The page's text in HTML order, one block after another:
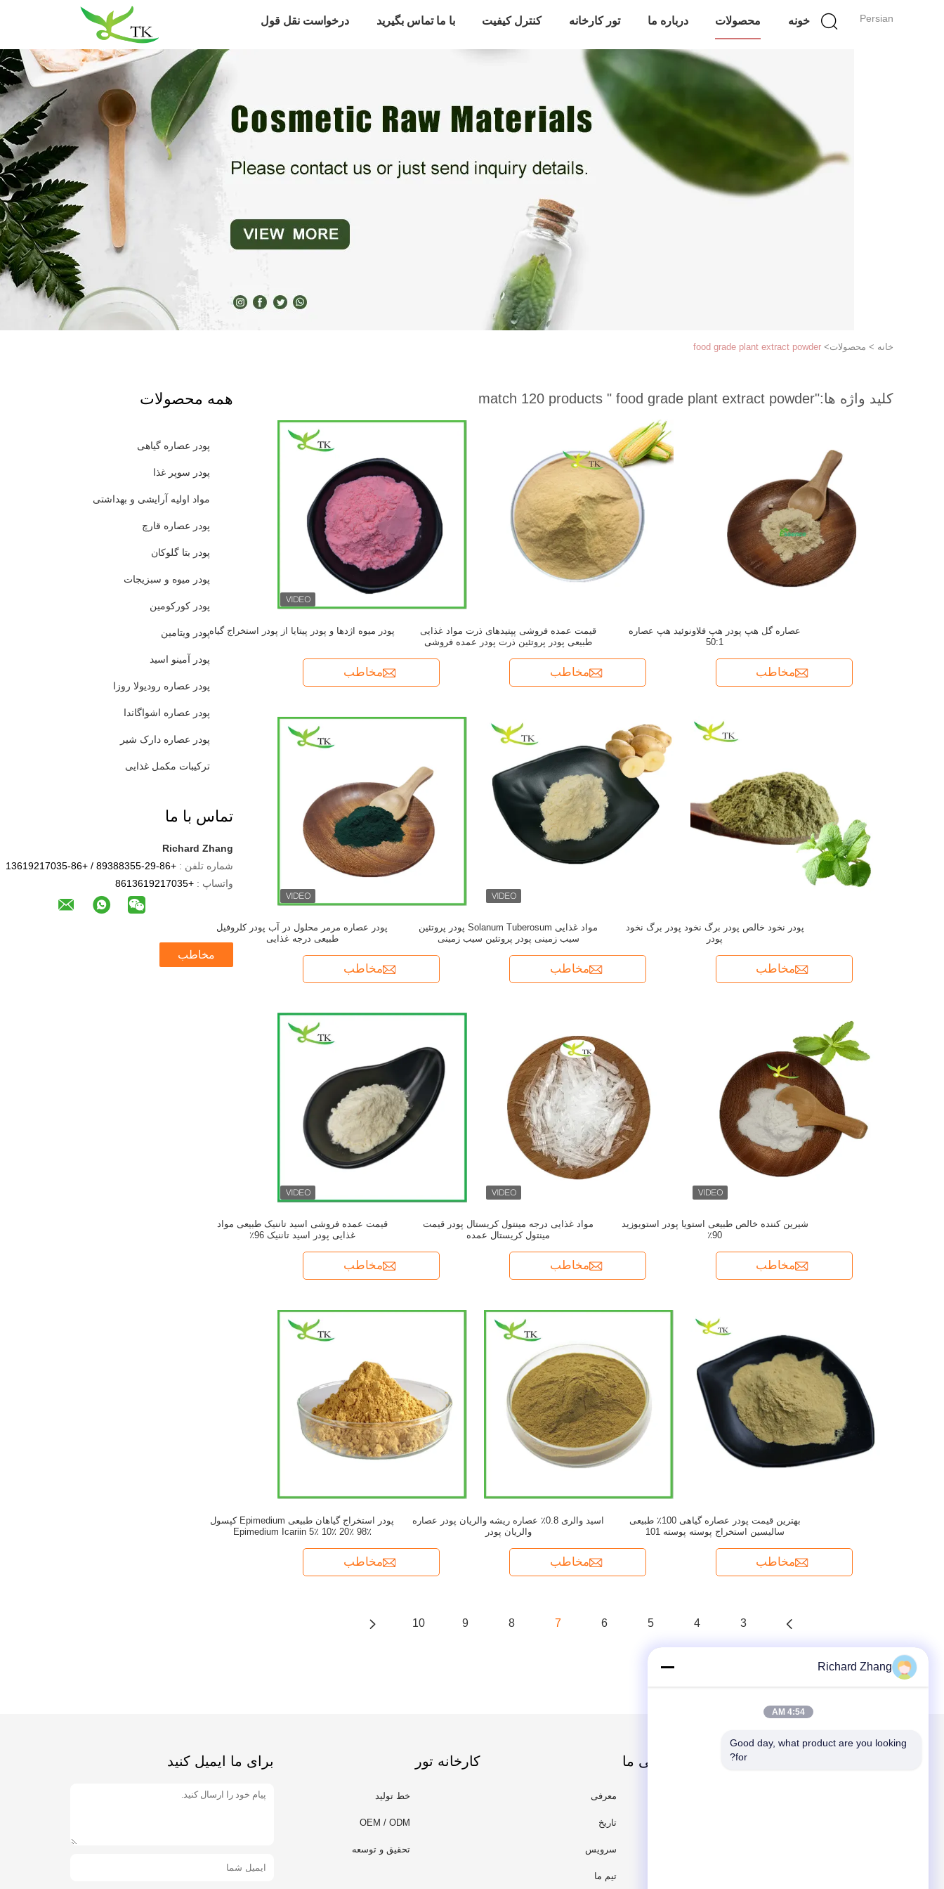
Persian خونه محصولات درباره ما تور کارخانه کنترل کیفیت با ما تماس بگیرید درخواست نقل قول
خانه > محصولات>
food grade plant extract powder
همه محصولات
پودر عصاره گیاهی
پودر سوپر غذا
مواد اولیه آرایشی و بهداشتی
پودر عصاره قارچ
پودر بتا گلوکان
پودر میوه و سبزیجات
پودر کورکومین
پودر ویتامین
پودر آمینو اسید
پودر عصاره رودیولا روزا
پودر عصاره اشواگاندا
پودر عصاره دارک شیر
ترکیبات مکمل غذایی
تماس با ما
Richard Zhang
شماره تلفن : +86-29-89388355 / +86-13619217035
واتساپ : +8613619217035
مخاطب
کلید واژه ها:"food grade plant extract powder "
پودر میوه اژدها و پودر پیتایا از پودر استخراج گیاه
مخاطب
قیمت عمده فروشی پپتیدهای ذرت مواد غذایی
طبیعی پودر پروتئین ذرت پودر عمده فروشی
مخاطب
عصاره گل هپ پودر هپ فلاونوئید هپ عصاره
50:1
مخاطب
پودر عصاره مرمر محلول در آب پودر کلروفیل
طبیعی درجه غذایی
مخاطب
مواد غذایی Solanum Tuberosum پودر پروتئین
سیب زمینی پودر پروتئین سیب زمینی
مخاطب
پودر نخود خالص پودر برگ نخود پودر برگ نخود
پودر
مخاطب
قیمت عمده فروشی اسید تاننیک طبیعی مواد
غذایی پودر اسید تاننیک 96٪
مخاطب
مواد غذایی درجه مینتول کریستال پودر قیمت
مینتول کریستال عمده
مخاطب
شیرین کننده خالص طبیعی استویا پودر استویوزید
90٪
مخاطب
پودر استخراج گیاهان طبیعی Epimedium کپسول
Epimedium Icariin 5٪ 10٪ 20٪ 98٪
مخاطب
اسید والری 0.8٪ عصاره ریشه والریان پودر عصاره
والریان پودر
مخاطب
بهترین قیمت پودر عصاره گیاهی 100٪ طبیعی
سالیسین استخراج پوسته پوسته 101
مخاطب
3
4
5
6
7
8
9
10
دربارهی ما
معرفی
تاریخ
سرویس
تیم ما
کارخانه تور
خط تولید
OEM / ODM
تحقیق و توسعه
برای ما ایمیل کنید
Richard Zhang
4:54 AM
Good day, what product are you looking
for?